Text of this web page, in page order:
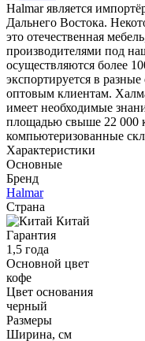
Halmar является
Дальнего Востока.
это отечественная
производителями под
осуществляются более
экспортируется в
оптовым клиентам.
имеет необходимые
площадью свыше 22 000
компьютеризованные
Характеристики
Основные
Бренд
Halmar
Страна
Китай
Гарантия
1,5 года
Основной цвет
кофе
Цвет основания
черный
Размеры
Ширина, см